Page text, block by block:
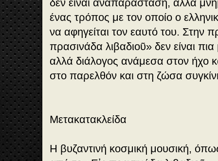
δεν είναι αναπαράσταση, αλλά
ένας τρόπος με τον οποίο ο
να αφηγείται τον εαυτό του. Στην
πρασινάδα λιβαδιοῦ» δεν είναι
αλλά διάλογος ανάμεσα στον ήχο
στο παρελθόν και στη ζώσα
Μετακατακλείδα
Η βυζαντινή κοσμική μουσική,